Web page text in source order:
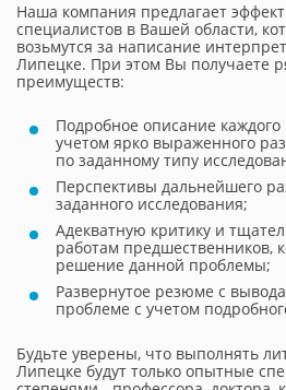
Наша компания предлагает
специалистов в Вашей области,
возьмутся за написание
Липецке. При этом Вы получаете
преимуществ:
Подробное описание
учетом ярко выраженного
по заданному типу
Перспективы дальнейшего
заданного исследования;
Адекватную критику и
работам предшественников,
решение данной проблемы;
Развернутое резюме с
проблеме с учетом
Будьте уверены, что выполнять
Липецке будут только опытные